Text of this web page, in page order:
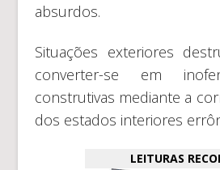
absurdos.
Situações exteriores
converter-se em
construtivas mediante a
dos estados interiores
LEITURAS